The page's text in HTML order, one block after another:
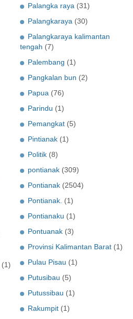
(1)
Palangka raya (31)
Palangkaraya (30)
Palangkaraya kalimantan
tengah (7)
Palembang (1)
Pangkalan bun (2)
Papua (76)
Parindu (1)
Pemangkat (5)
Pintianak (1)
Politik (8)
pontianak (309)
Pontianak (2504)
Pontianak. (1)
Pontianaku (1)
Pontuanak (3)
Provinsi Kalimantan Barat (1)
Pulau Pisau (1)
Putusibau (5)
Putussibau (1)
Rakumpit (1)